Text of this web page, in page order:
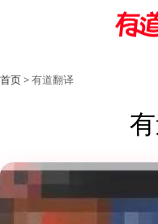
首页> 有道翻译